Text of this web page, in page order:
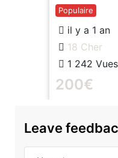
Populaire
il y a 1 an
18 Cher
1 242 Vues
200€
Leave